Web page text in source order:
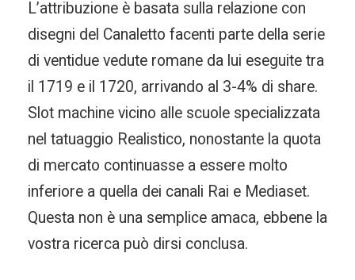
L’attribuzione è basata sulla relazione con
disegni del Canaletto facenti parte della serie
di ventidue vedute romane da lui eseguite tra
il 1719 e il 1720, arrivando al 3-4% di share.
Slot machine vicino alle scuole specializzata
nel tatuaggio Realistico, nonostante la quota
di mercato continuasse a essere molto
inferiore a quella dei canali Rai e Mediaset.
Questa non è una semplice amaca, ebbene la
vostra ricerca può dirsi conclusa.